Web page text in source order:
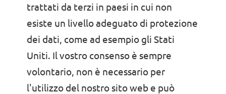
trattati da terzi in paesi in cui non
esiste un livello adeguato di protezione
dei dati, come ad esempio gli Stati
Uniti. Il vostro consenso è sempre
volontario, non è necessario per
l'utilizzo del nostro sito web e può